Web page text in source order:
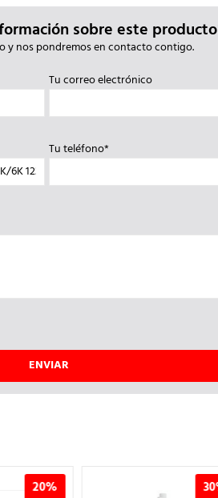
sobre este
y nos pondremos en contacto contigo.
Tu correo electrónico
Tu teléfono*
20%